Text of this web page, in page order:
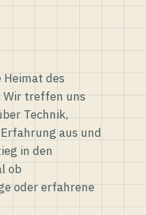
Heimat des
treffen uns
Technik,
aus und
in den
ob
oder erfahrene